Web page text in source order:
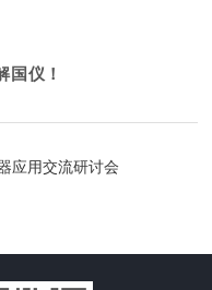
国仪 ！
应用交流研讨会